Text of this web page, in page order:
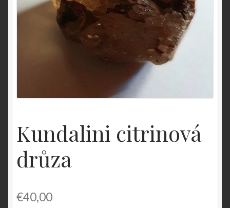
OBCHODNÉ PODMIENKY
Kundalini citrinová
drůza
€40,00